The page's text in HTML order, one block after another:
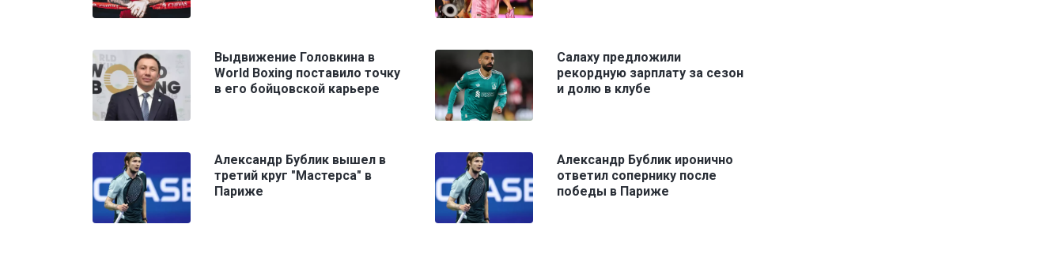
Выдвижение Головкина в
World Boxing поставило точку
в его бойцовской карьере
Салаху предложили
рекордную зарплату за сезон
и долю в клубе
Александр Бублик вышел в
третий круг "Мастерса" в
Париже
Александр Бублик иронично
ответил сопернику после
победы в Париже